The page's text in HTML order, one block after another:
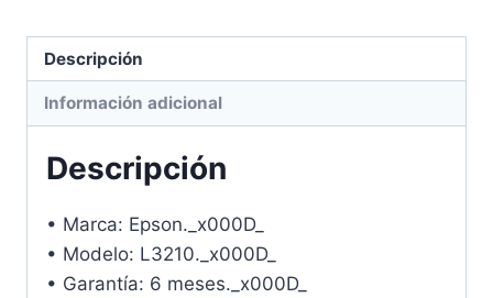
Descripción
Información adicional
Descripción
• Marca: Epson._x000D_
• Modelo: L3210._x000D_
• Garantía: 6 meses._x000D_